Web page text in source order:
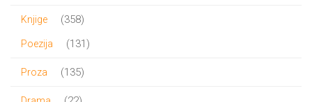
Knjige 358358
proizvoda
Poezija 131 131
Proza 135135